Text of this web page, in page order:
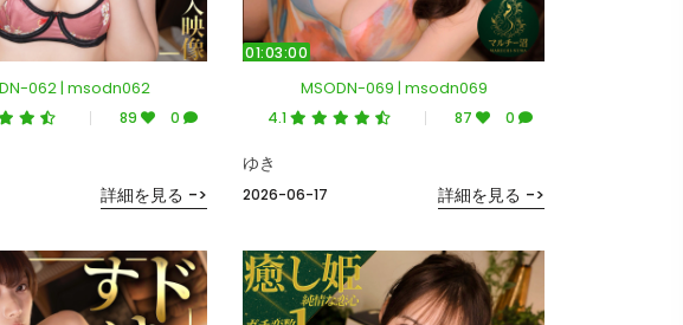
062 | msodn062
89 0
詳細を見る ->
01:03:00
MSODN-069 | msodn069
4.1 87 0
2026-06-17
ゆき
詳細を見る ->